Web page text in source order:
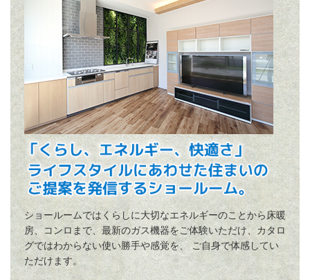
ショールームではくらしに大切なエネルギーのことから床暖
房、コンロまで、最新のガス機器をご体験いただけ、カタロ
グではわからない使い勝手や感覚を、 ご自身で体感してい
ただけます。